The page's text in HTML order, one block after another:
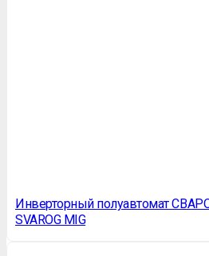
Инверторный полуавтомат
SVAROG MIG